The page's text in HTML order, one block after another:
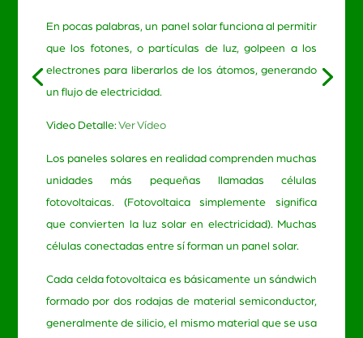
En pocas palabras, un panel solar funciona al permitir
que los fotones, o partículas de luz, golpeen a los
electrones para liberarlos de los átomos, generando
un flujo de electricidad.
Video Detalle:Ver Vídeo
Los paneles solares en realidad comprenden muchas
unidades más pequeñas llamadas células
fotovoltaicas. (Fotovoltaica simplemente significa
que convierten la luz solar en electricidad). Muchas
células conectadas entre sí forman un panel solar.
Cada celda fotovoltaica es básicamente un sándwich
formado por dos rodajas de material semiconductor,
generalmente de silicio, el mismo material que se usa